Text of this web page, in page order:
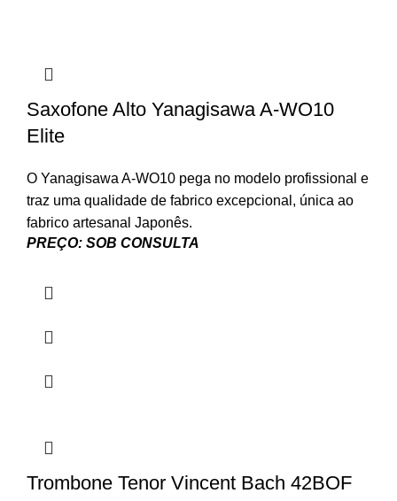
Saxofone Alto Yanagisawa A-WO10
Elite
O Yanagisawa A-WO10 pega no modelo profissional e
traz uma qualidade de fabrico excepcional, única ao
fabrico artesanal Japonês.
PREÇO: SOB CONSULTA
Trombone Tenor Vincent Bach 42BOF